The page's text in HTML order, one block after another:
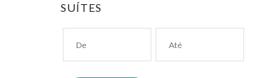
SUÍTES